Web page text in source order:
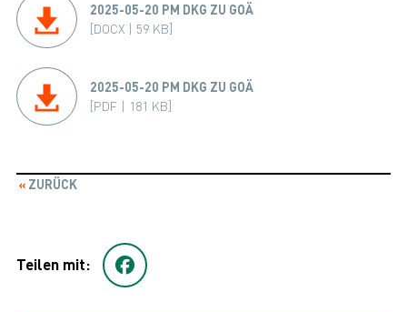
2025-05-20 PM DKG ZU GOÄ
[DOCX | 59 KB]
2025-05-20 PM DKG ZU GOÄ
[PDF | 181 KB]
ZURÜCK
Teilen mit: